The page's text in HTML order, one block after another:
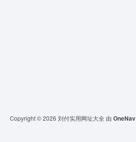
Copyright © 2026 刘付实用网址大全 由 OneNav